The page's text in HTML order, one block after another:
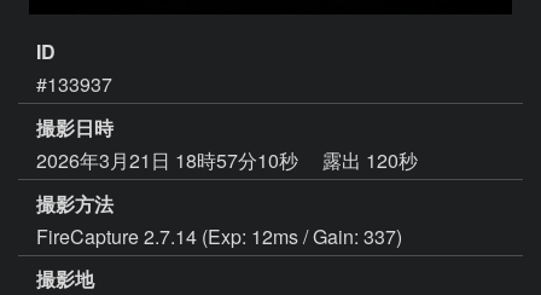
ID
#133937
撮影日時
2026年3月21日 18時57分10秒
露出 120秒
撮影方法
FireCapture 2.7.14 (Exp: 12ms / Gain: 337)
撮影地